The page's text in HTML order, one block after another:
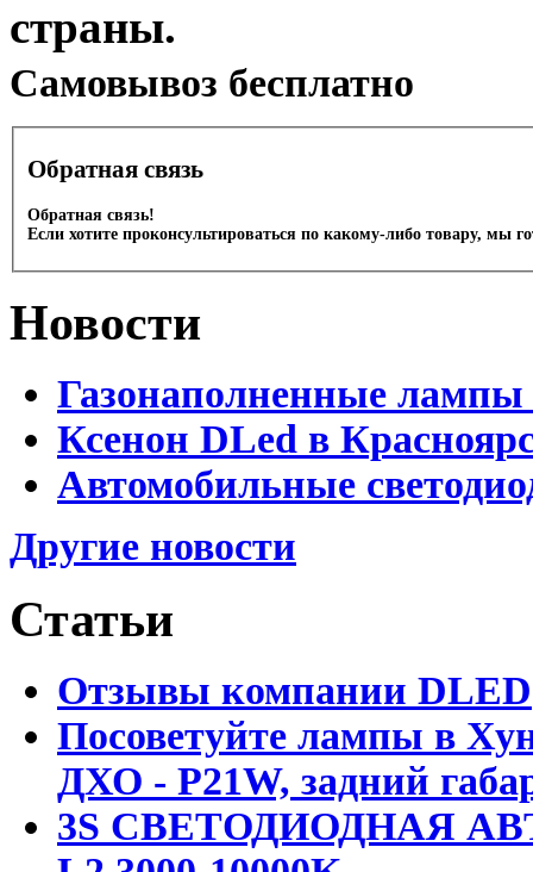
страны.
Cамовывоз бесплатно
Обратная связь
Обратная связь!
Если хотите проконсультироваться по какому-либо товару, мы
Новости
Газонаполненные лампы
Ксенон DLed в
Автомобильные
Другие новости
Статьи
Отзывы компании DLED
Посоветуйте лампы в
ДХО - P21W, задний
3S СВЕТОДИОДНАЯ